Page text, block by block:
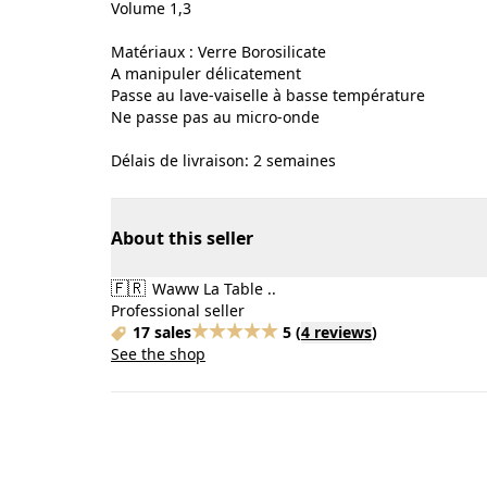
Volume 1,3
Matériaux : Verre Borosilicate
A manipuler délicatement
Passe au lave-vaiselle à basse température
Ne passe pas au micro-onde
Délais de livraison: 2 semaines
About this seller
🇫🇷 Waww La Table ..
Professional seller
17 sales
5 (4 reviews)
See the shop